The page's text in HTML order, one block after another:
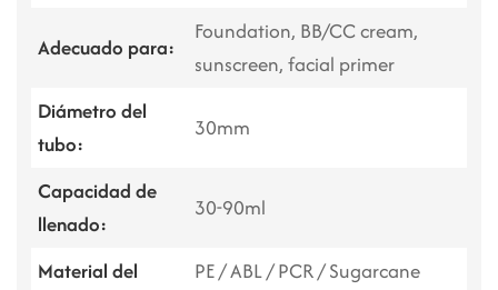
Adecuado para:
Foundation, BB/CC cream,
sunscreen, facial primer
Diámetro del
tubo:
30mm
Capacidad de
llenado:
30-90ml
Material del
PE / ABL / PCR / Sugarcane